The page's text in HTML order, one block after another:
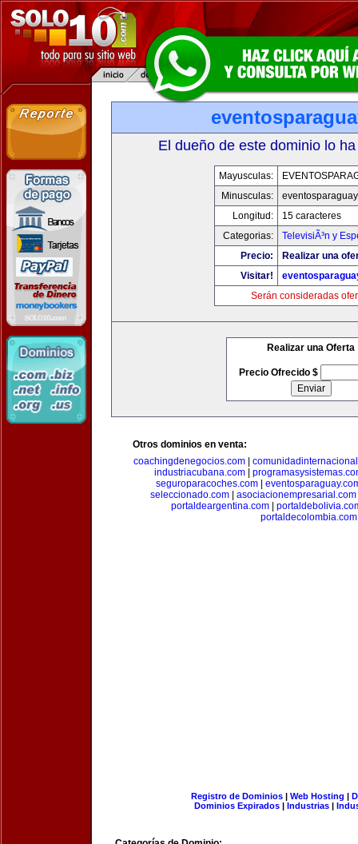
El dueño de este dominio lo
Mayusculas:
Minusculas:
Longitud:
15 caracteres
Categorias:
TelevisiÃ³n y
Precio:
Realizar una
Visitar!
Serán consideradas
Realizar una Oferta
Precio Ofrecido $
Otros dominios en venta:
coachingdenegocios.com
industriacubana.com
seguroparacoches.com|
seleccionado.com| asociacionempresarial.com
portaldeargentina.com|
portaldecolombia.com
Registro de Dominios| Web Hosting |
Dominios Expirados | Industrias |